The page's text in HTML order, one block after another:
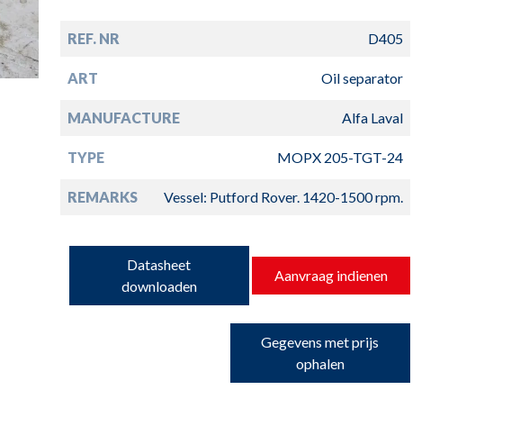
REF. NR D405
ART Oil separator
MANUFACTURE Alfa Laval
TYPE MOPX 205-TGT-24
REMARKS Vessel: Putford Rover. 1420-1500 rpm.
Datasheet
downloaden
Aanvraag indienen
Gegevens met prijs
ophalen